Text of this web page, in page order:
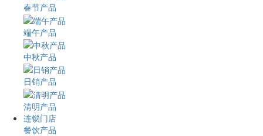
春节产品
端午产品
中秋产品
日销产品
清明产品
连锁门店
餐饮产品